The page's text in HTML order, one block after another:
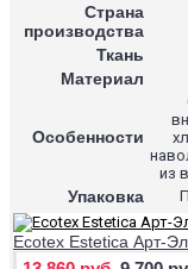
Страна
производства
Ткань
Материал
Особенности
из
Упаковка
Ecotex Estetica Арт-